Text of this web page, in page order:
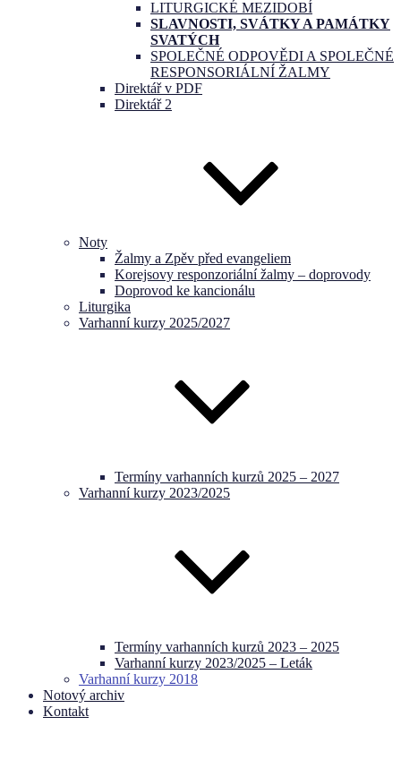
LITURGICKÉ MEZIDOBÍ
SLAVNOSTI, SVÁTKY A PAMÁTKY
SVATÝCH
SPOLEČNÉ ODPOVĚDI A SPOLEČNÉ
RESPONSORIÁLNÍ ŽALMY
Direktář v PDF
Direktář 2
Noty
Žalmy a Zpěv před evangeliem
Korejsovy responzoriální žalmy – doprovody
Doprovod ke kancionálu
Liturgika
Varhanní kurzy 2025/2027
Termíny varhanních kurzů 2025 – 2027
Varhanní kurzy 2023/2025
Termíny varhanních kurzů 2023 – 2025
Varhanní kurzy 2023/2025 – Leták
Varhanní kurzy 2018
Notový archiv
Kontakt